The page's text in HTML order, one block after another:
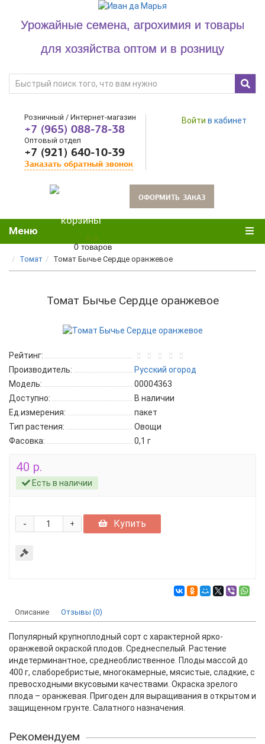
Урожайные семена, агрохимия и товары
для хозяйства оптом и в розницу
Розничный / Интернет-магазин
+7 (965) 088-78-38
Оптовый отдел
+7 (921) 640-10-39
Заказать обратный звонок
Войти в кабинет
oформить заказ
0 товаров
Меню
Томат Томат Бычье Сердце оранжевое
Томат Бычье Сердце оранжевое
Рейтинг:
Производитель:
Русский огород
Модель:
00004363
Доступно:
В наличии
Ед.измерения:
пакет
Тип растения:
Овощи
Фасовка:
0,1 г
40 р.
Есть в наличии
+
- Купить
Описание Отзывы (0)
Популярный крупноплодный сорт с характерной ярко-
оранжевой окраской плодов. Среднеспелый. Растение
индетерминантное, среднеоблиственное. Плоды массой до
400 г, слаборебристые, многокамерные, мясистые, сладкие, с
превосходными вкусовыми качествами. Окраска зрелого
плода – оранжевая. Пригоден для выращивания в открытом и
защищенном грунте. Салатного назначения.
Рекомендуем